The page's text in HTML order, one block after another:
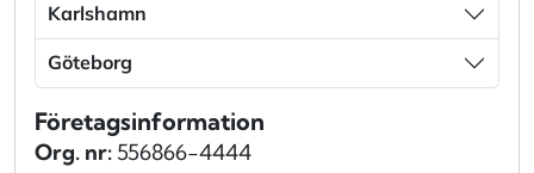
Karlshamn
Göteborg
Företagsinformation
Org. nr: 556866-4444